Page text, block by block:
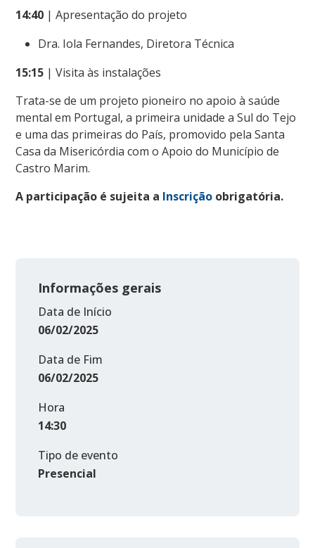
14:40 | Apresentação do projeto
Dra. Iola Fernandes, Diretora Técnica
15:15 | Visita às instalações
Trata-se de um projeto pioneiro no apoio à saúde
mental em Portugal, a primeira unidade a Sul do Tejo
e uma das primeiras do País, promovido pela Santa
Casa da Misericórdia com o Apoio do Município de
Castro Marim.
A participação é sujeita a Inscrição obrigatória.
Informações gerais
Data de Início
06/02/2025
Data de Fim
06/02/2025
Hora
14:30
Tipo de evento
Presencial